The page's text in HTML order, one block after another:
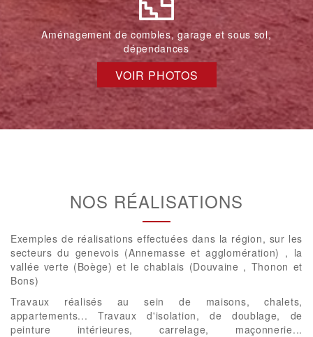
Aménagement de combles, garage et sous sol,
dépendances
VOIR PHOTOS
NOS RÉALISATIONS
Exemples de réalisations effectuées dans la région, sur les
secteurs du genevois (Annemasse et agglomération) , la
vallée verte (Boège) et le chablais (Douvaine , Thonon et
Bons)
Travaux réalisés au sein de maisons, chalets,
appartements... Travaux d'isolation, de doublage, de
peinture intérieures, carrelage, maçonnerie...